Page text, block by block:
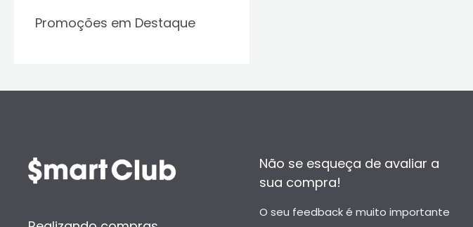
Promoções em Destaque
Não se esqueça de avaliar a
sua compra!
O seu feedback é muito importante